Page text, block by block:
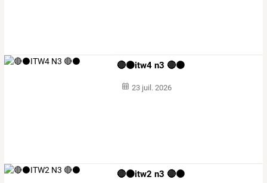
🔴⚫️itw4 n3 🔴⚫️
23 juil. 2026
🔴⚫️itw2 n3 🔴⚫️